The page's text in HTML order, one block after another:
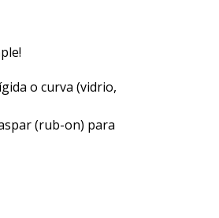
o curva (vidrio,
(rub-on) para